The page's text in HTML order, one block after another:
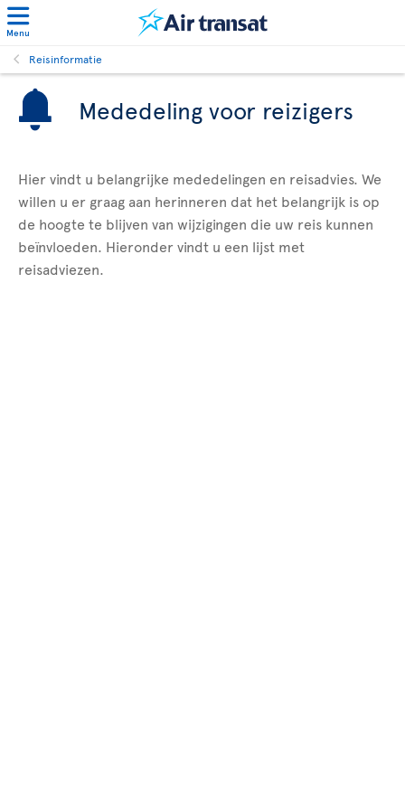
Menu
Reisinformatie
Mededeling voor reizigers
Hier vindt u belangrijke mededelingen en reisadvies. We
willen u er graag aan herinneren dat het belangrijk is op
de hoogte te blijven van wijzigingen die uw reis kunnen
beïnvloeden. Hieronder vindt u een lijst met
reisadviezen.